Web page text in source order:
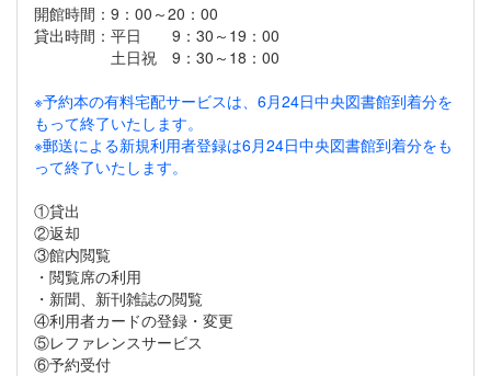
開館時間：9：00～20：00
貸出時間：平日 9：30～19：00
土日祝 9：30～18：00
※予約本の有料宅配サービスは、6月24日中央図書館到着分を
もって終了いたします。
※郵送による新規利用者登録は6月24日中央図書館到着分をも
って終了いたします。
①貸出
②返却
③館内閲覧
・閲覧席の利用
・新聞、新刊雑誌の閲覧
④利用者カードの登録・変更
⑤レファレンスサービス
⑥予約受付